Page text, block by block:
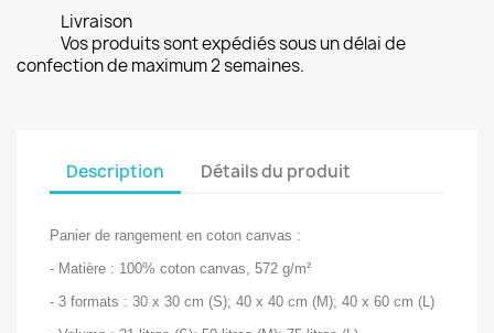
Livraison
Vos produits sont expédiés sous un délai de
confection de maximum 2 semaines.
Description Détails du produit
Panier de rangement en coton canvas :
- Matière : 100% coton canvas, 572 g/m²
- 3 formats : 30 x 30 cm (S); 40 x 40 cm (M); 40 x 60 cm (L)